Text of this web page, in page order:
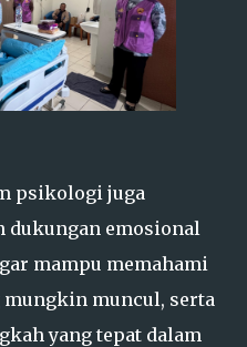
psikologi juga
dukungan emosional
mampu memahami
muncul, serta
yang tepat dalam